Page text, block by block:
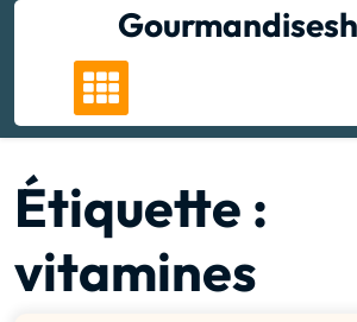
Étiquette :
vitamines